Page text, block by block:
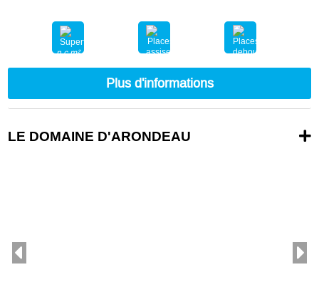
n.c.m²
Plus d'informations
LE DOMAINE D'ARONDEAU